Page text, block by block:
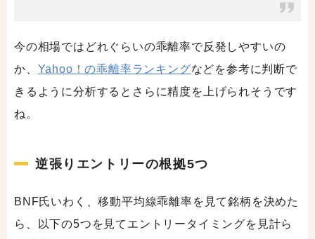
今の相場ではどれぐらいの乖離率で反発しやすいの
か、 Yahoo！の乖離率ランキングなどを参考に判断で
きるように分析するとさらに精度を上げられそうです
ね。
逆張りエントリーの根拠5つ
BNF氏いわく、移動平均線乖離率を見て銘柄を決めた
ら、以下の5つを見てエントリータイミングを見計ら